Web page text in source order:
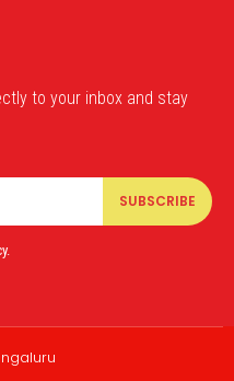
to your inbox and stay
SUBSCRIBE